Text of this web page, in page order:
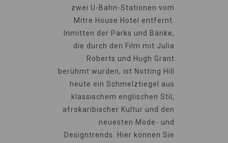
zwei U-Bahn-Stationen vom
Mitre House Hotel entfernt.
Inmitten der Parks und Bänke,
die durch den Film mit Julia
Roberts und Hugh Grant
berühmt wurden, ist Notting Hill
heute ein Schmelztiegel aus
klassischem englischen Stil,
afrokaribischer Kultur und den
neuesten Mode- und
Designtrends. Hier können Sie